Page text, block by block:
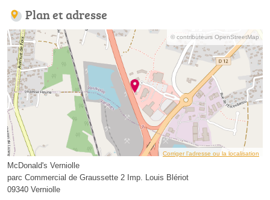
Plan et adresse
© contributeurs OpenStreetMap
Corriger l’adresse ou la localisation
McDonald's Verniolle
parc Commercial de Graussette 2 Imp. Louis Blériot
09340 Verniolle